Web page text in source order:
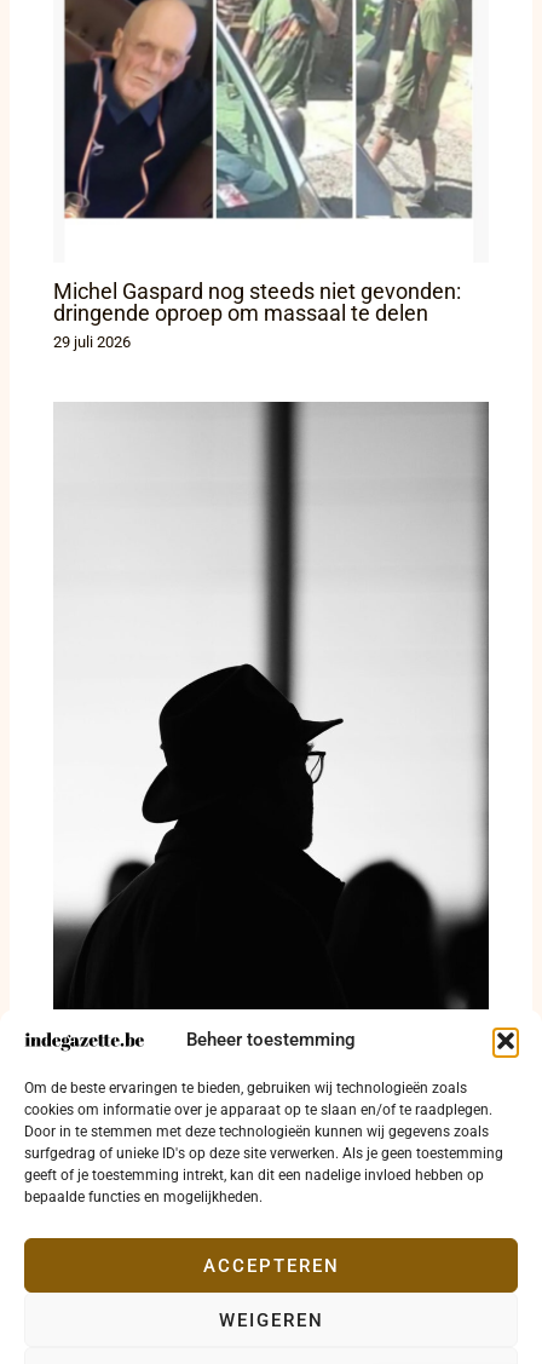
Beheer toestemming
Om de beste ervaringen te bieden, gebruiken wij technologieën zoals
cookies om informatie over je apparaat op te slaan en/of te raadplegen.
Door in te stemmen met deze technologieën kunnen wij gegevens zoals
surfgedrag of unieke ID's op deze site verwerken. Als je geen toestemming
geeft of je toestemming intrekt, kan dit een nadelige invloed hebben op
bepaalde functies en mogelijkheden.
ACCEPTEREN
WEIGEREN
Michel Gaspard nog steeds niet gevonden:
dringende oproep om massaal te delen
29 juli 2026
NDI zet democratisch werk voort na sluiting
van kantoren
29 juli 2026